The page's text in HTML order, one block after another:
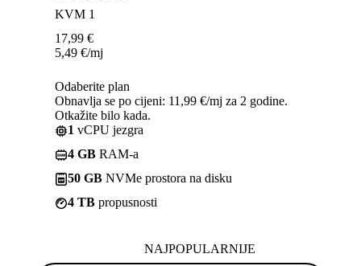
KVM 1
17,99 €
5,49 €/mj
Odaberite plan
Obnavlja se po cijeni: 11,99 €/mj za 2 godine.
Otkažite bilo kada.
1 vCPU jezgra
4 GB RAM-a
50 GB NVMe prostora na disku
4 TB propusnosti
NAJPOPULARNIJE